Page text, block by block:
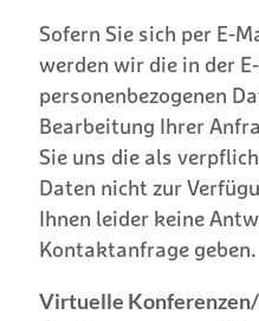
Sofern Sie sich per E-
werden wir die in der
personenbezogenen
Bearbeitung Ihrer
Sie uns die als
Daten nicht zur
Ihnen leider keine
Kontaktanfrage geben.
Virtuelle